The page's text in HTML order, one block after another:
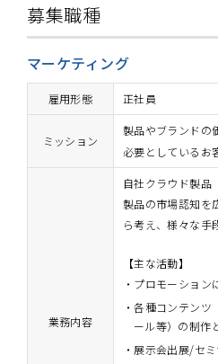
募集職種
マーケティング
雇用形態 正社員
ミッション
製品やブランドの
必要としているお
業務内容
自社クラウド製品
製品の市場認知を
ら考え、様々な手
【主な活動】
プロモーション
各種コンテンツ
ール等）の制作
展示会出展/セ